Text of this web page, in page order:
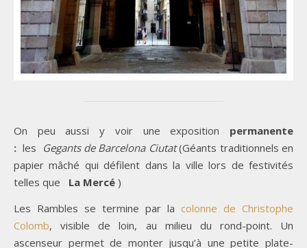
On peu aussi y voir une exposition permanente
: les Gegants de Barcelona Ciutat(Géants traditionnels en
papier mâché qui défilent dans la ville lors de festivités
telles que La Mercé )
Les Rambles se termine par la colonne de Christophe
Colomb, visible de loin, au milieu du rond-point. Un
ascenseur permet de monter jusqu’à une petite plate-